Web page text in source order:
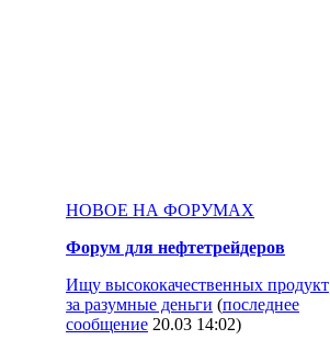
НОВОЕ НА ФОРУМАХ
Форум для нефтетрейдеров
Ищу высококачественных продукт
за разумные деньги (последнее
сообщение 20.03 14:02)